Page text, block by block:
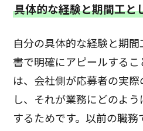
具体的な経験と期間工と
自分の具体的な経験と期
書で明確にアピールする
は、会社側が応募者の実
し、それが業務にどのよ
するためです。以前の職